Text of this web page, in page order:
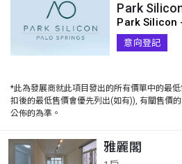
Park
Park Silicon
意向登記
*此為發展商就此項目發出的所有價單中的最
扣後的最低售價會優先列出(如有)), 有關售價
公佈的為準。
雅麗閣